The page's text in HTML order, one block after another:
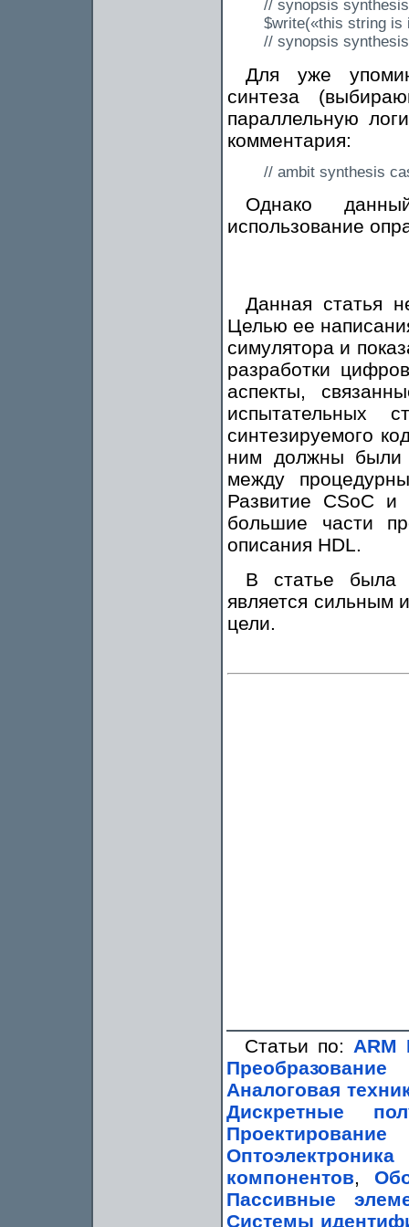
// synopsis
$write(«this string is
// synopsis
Для уже
синтеза
параллельную
комментария:
// ambit synthesis
Однако
использование
Данная статья
Целью ее
симулятора и
разработки
аспекты,
испытательных
синтезируемого
ним должны были
между
Развитие CSoC и
большие части
описания HDL.
В статье была
является сильным
цели.
Статьи по: ARM
Аналоговая
Дискретные
компонентов,
Пассивные
Системы